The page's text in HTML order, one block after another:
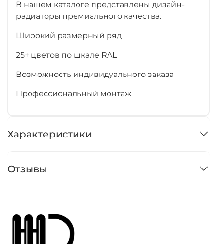
В нашем каталоге представлены дизайн-
радиаторы премиального качества:
Широкий размерный ряд
25+ цветов по шкале RAL
Возможность индивидуального заказа
Профессиональный монтаж
Характеристики
Отзывы